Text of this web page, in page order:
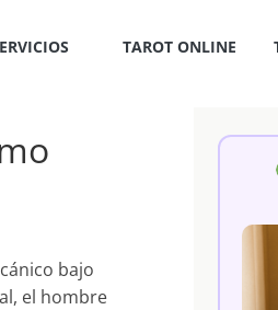
TAROT ONLINE
bajo
el hombre